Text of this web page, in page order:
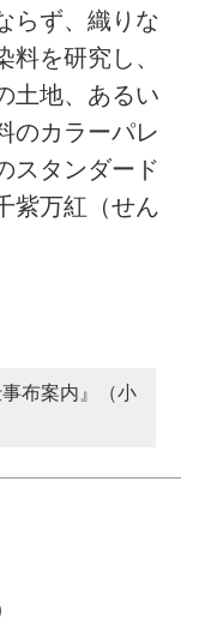
らず、織りな
を研究し、
土地、あるい
のカラーパレ
スタンダード
紫万紅（せん
布案内』（小